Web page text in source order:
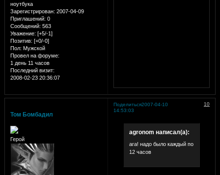
ноутбука
Зарегистрирован: 2007-04-09
Приглашений: 0
Сообщений: 563
Уважение: [+5/-1]
Позитив: [+0/-0]
Пол: Мужской
Провел на форуме:
1 день 11 часов
Последний визит:
2008-02-23 20:36:07
Поделиться 10
2007-04-10
14:53:03
Том Бомбадил
Герой
agronom написал(а):
ага! надо было каждый по
12 часов